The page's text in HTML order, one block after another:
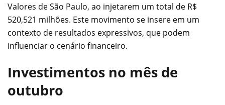
Valores de São Paulo, ao injetarem um total de R$
520,521 milhões. Este movimento se insere em um
contexto de resultados expressivos, que podem
influenciar o cenário financeiro.
Investimentos no mês de
outubro